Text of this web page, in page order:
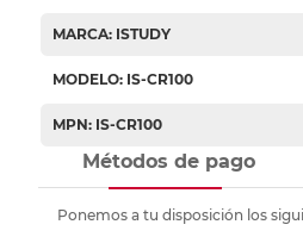
MARCA: ISTUDY
MODELO: IS-CR100
MPN: IS-CR100
Métodos de pago
Ponemos a tu disposición los